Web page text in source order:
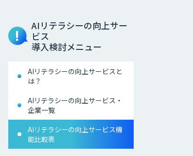
AIを軸としてあらゆる企
業と組織のDXを サポー
トするHEROZの『AI/DX
顧問サービス』
月額 500,000円
AIリテラシーの向上サー
ビス
導入検討メニュー
AIリテラシーの向上サービスと
は？
AIリテラシーの向上サービス・
企業一覧
AIリテラシーの向上サービス機
能比較表